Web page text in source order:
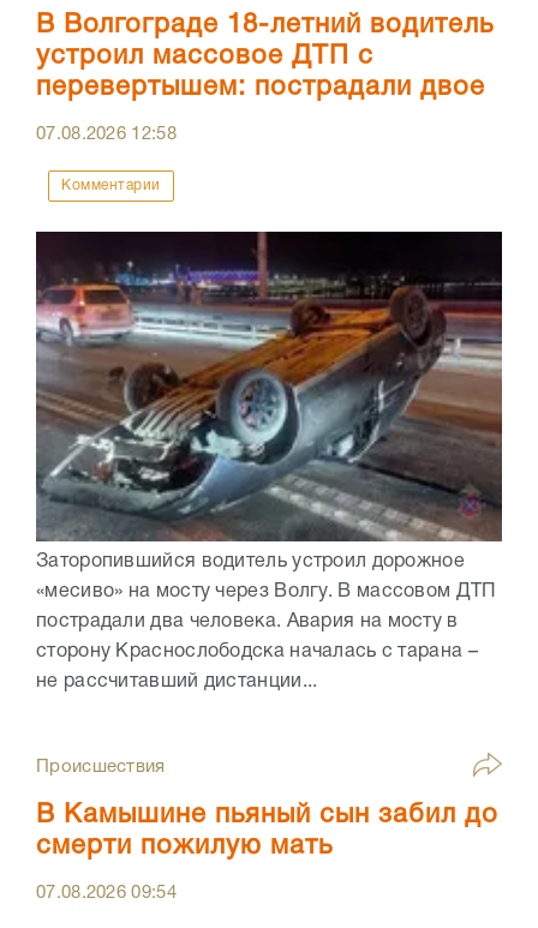
В Волгограде 18-летний водитель
устроил массовое ДТП с
перевертышем: пострадали двое
07.08.2026 12:58
Комментарии
Заторопившийся водитель устроил дорожное
«месиво» на мосту через Волгу. В массовом ДТП
пострадали два человека. Авария на мосту в
сторону Краснослободска началась с тарана –
не рассчитавший дистанции...
Происшествия
В Камышине пьяный сын забил до
смерти пожилую мать
07.08.202609:54